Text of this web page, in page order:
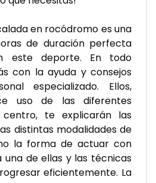
en rocódromo es una
de duración perfecta
este deporte. En todo
con la ayuda y consejos
especializado. Ellos,
uso de las diferentes
centro, te explicarán las
distintas modalidades de
la forma de actuar con
una de ellas y las técnicas
eficientemente. La